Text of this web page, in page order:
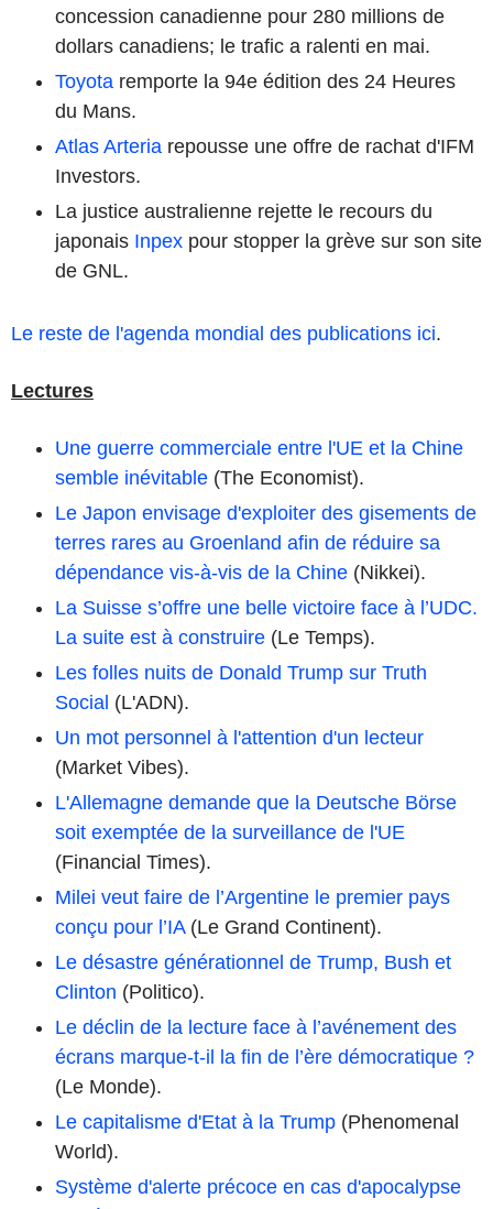
concession canadienne pour 280 millions de
dollars canadiens; le trafic a ralenti en mai.
Toyota remporte la 94e édition des 24 Heures
du Mans.
Atlas Arteria repousse une offre de rachat d'IFM
Investors.
La justice australienne rejette le recours du
japonais Inpex pour stopper la grève sur son site
de GNL.
Le reste de l'agenda mondial des publications ici.
Lectures
Une guerre commerciale entre l'UE et la Chine
semble inévitable (The Economist).
Le Japon envisage d'exploiter des gisements de
terres rares au Groenland afin de réduire sa
dépendance vis-à-vis de la Chine (Nikkei).
La Suisse s’offre une belle victoire face à l’UDC.
La suite est à construire (Le Temps).
Les folles nuits de Donald Trump sur Truth
Social (L'ADN).
Un mot personnel à l'attention d'un lecteur
(Market Vibes).
L'Allemagne demande que la Deutsche Börse
soit exemptée de la surveillance de l'UE
(Financial Times).
Milei veut faire de l’Argentine le premier pays
conçu pour l’IA(Le Grand Continent).
Le désastre générationnel de Trump, Bush et
Clinton (Politico).
Le déclin de la lecture face à l’avénement des
écrans marque-t-il la fin de l’ère démocratique ?
(Le Monde).
Le capitalisme d'Etat à la Trump (Phenomenal
World).
Système d'alerte précoce en cas d'apocalypse